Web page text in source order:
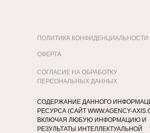
СОДЕРЖАНИЕ ДАННОГО
РЕСУРСА (САЙТ WWW.AGENCY-
ВКЛЮЧАЯ ЛЮБУЮ ИНФОРМАЦИЮ И
РЕЗУЛЬТАТЫ ИНТЕЛЛЕКТУАЛЬНОЙ
ПОЛИТИКА КОНФИДЕНЦИАЛЬНОСТИ
ОФЕРТА
СОГЛАСИЕ НА ОБРАБОТКУ
ПЕРСОНАЛЬНЫХ ДАННЫХ